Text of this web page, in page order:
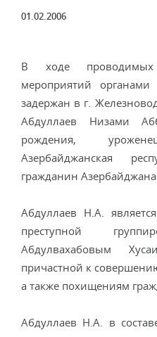
01.02.2006
В ходе проводимых
мероприятий
задержан в г.
Абдуллаев Низами
рождения,
Азербайджанская
гражданин
Абдуллаев Н.А.
преступной
Абдулвахабовым
причастной к
а также похищениям
Абдуллаев Н.А. в